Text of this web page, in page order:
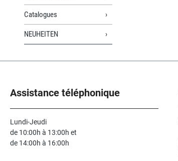
Catalogues
NEUHEITEN
Assistance téléphonique
Lundi-Jeudi
de 10:00h à 13:00h et
de 14:00h à 16:00h